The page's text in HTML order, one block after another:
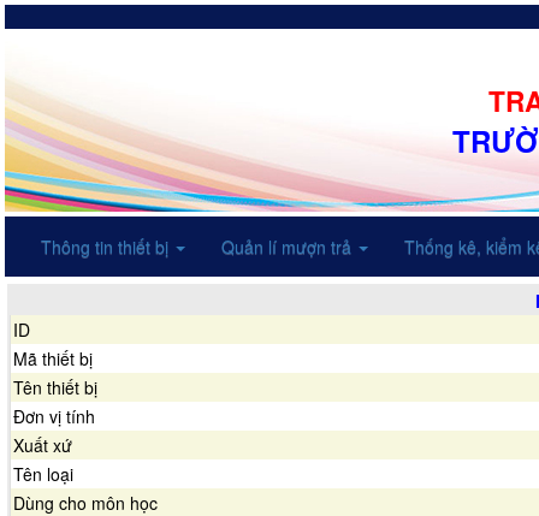
Thông tin thiết bị Quản lí mượn trả Thống kê, kiểm
ID
Mã thiết bị
Tên thiết bị
Đơn vị tính
Xuất xứ
Tên loại
Dùng cho môn học